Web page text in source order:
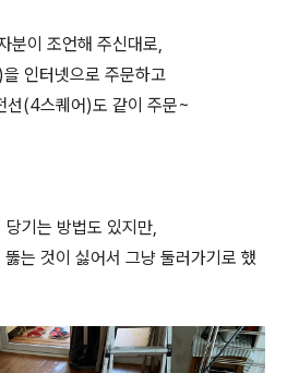
분이 조언해 주신대로,
인터넷으로 주문하고
선(4스퀘어)도 같이 주문~
기는 방법도 있지만,
는 것이 싫어서 그냥 둘러가기로 했